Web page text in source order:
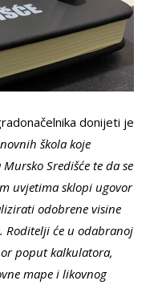
donijeti je
škola koje
Središće te da se
uvjetima sklopi ugovor
odobrene visine
Roditelji će u odabranoj
poput kalkulatora,
mape i likovnog